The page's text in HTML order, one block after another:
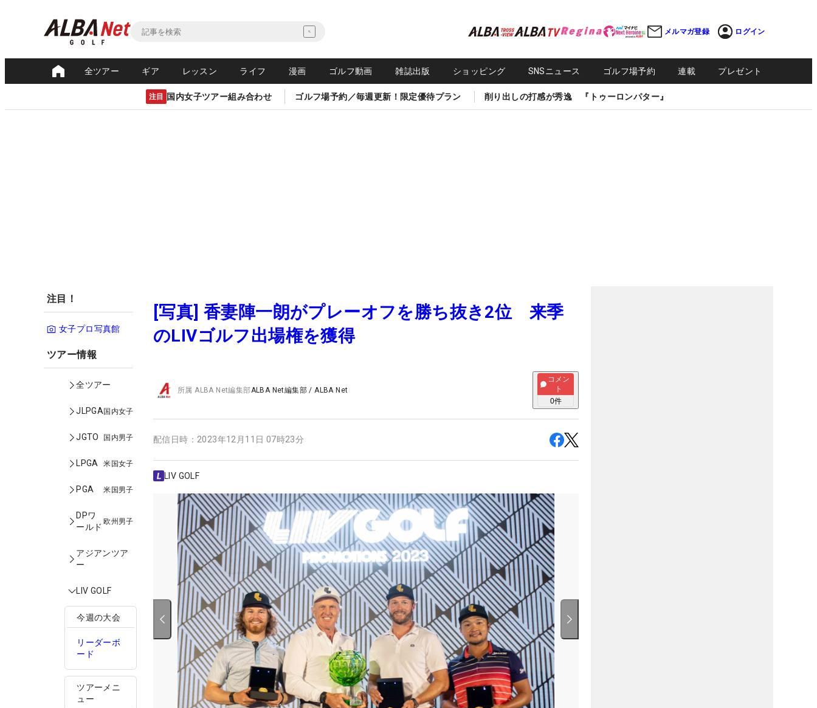
メルマガ登録 ログイン
全ツアー ギア レッスン ライフ 漫画 ゴルフ動画 雑誌出版 ショッピング SNSニュース ゴルフ場予約 連載 プレゼント
注目 国内女子ツアー組み合わせ ゴルフ場予約／毎週更新！限定優待プラン 削り出しの打感が秀逸 『トゥーロンパター』
注目！
女子プロ写真館
ツアー情報
全ツアー
JLPGA国内女子
JGTO 国内男子
LPGA 米国女子
PGA 米国男子
DPワ
ールド
欧州男子
アジアンツア
ー
LIV GOLF
今週の大会
リーダーボ
ード
ツアーメニ
ュー
[写真] 香妻陣一朗がプレーオフを勝ち抜き2位 来季
のLIVゴルフ出場権を獲得
所属ALBA Net編集部ALBA Net編集部 /ALBA Net
コメン
ト
0件
配信日時： 2023年12月11日 07時23分
LIV GOLF